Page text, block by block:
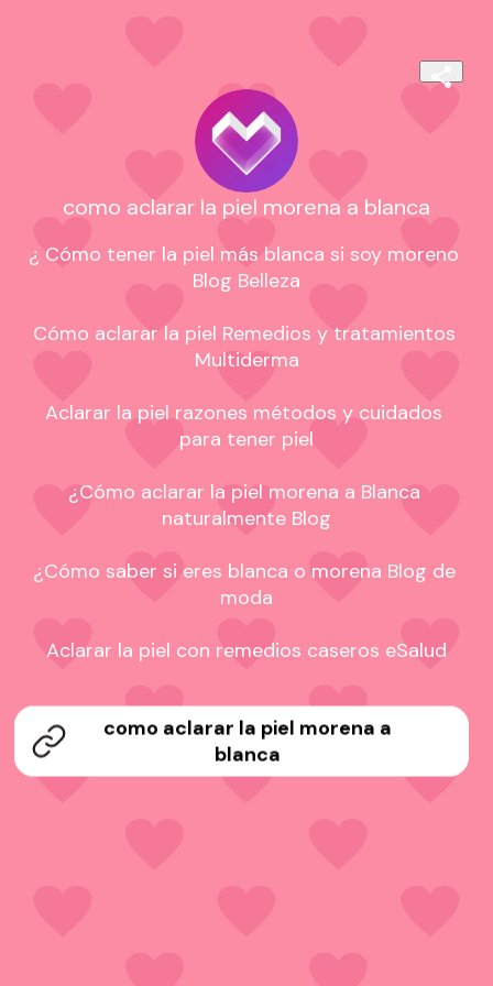
como aclarar la piel morena a blanca
¿ Cómo tener la piel más blanca si soy moreno
Blog Belleza
Cómo aclarar la piel Remedios y tratamientos
Multiderma
Aclarar la piel razones métodos y cuidados
para tener piel
¿Cómo aclarar la piel morena a Blanca
naturalmente Blog
¿Cómo saber si eres blanca o morena Blog de
moda
Aclarar la piel con remedios caseros eSalud
como aclarar la piel morena a
blanca